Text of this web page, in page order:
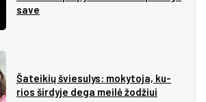
sa­ve
Ša­tei­kių švie­su­lys: mo­ky­to­ja, ku­
rios šir­dy­je de­ga mei­lė žo­džiui